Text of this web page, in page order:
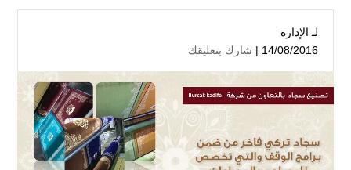
لـ الإدارة
14/08/2016 |
شارك بتعليقك